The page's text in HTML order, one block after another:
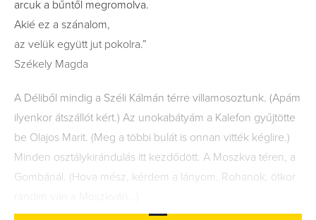
arcuk a bűntől megromolva.
Akié ez a szánalom,
az velük együtt jut pokolra.”
Székely Magda
A Déliből mindig a Széli Kálmán térre villamosoztunk. (Apám
ilyenkor átszállót kért.) Az unokabátyám a Kalefon gyűjtötte
be Olajos Marit. (Meg a többi bulát is onnan vitték kéglire.)
Minden osztálykirándulás itt kezdődött. A Moszkva téren, a
Gombánál. (Hova mész, kérdem a lányom. Rohanok, ötkor